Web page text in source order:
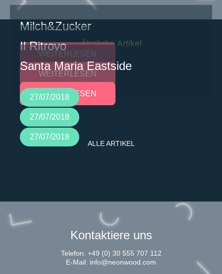
Ähnliche Artikel
27/07/2018
Milch&Zucker
WEITERLESEN
27/07/2018
Il Ritrovo
WEITERLESEN
27/07/2018
Santa Maria Eastside
WEITERLESEN
ALLE ARTIKEL
Kontaktiere uns
Telefon: +49 (0) 30 555 707 112
E-Mail: info@neonwood.com